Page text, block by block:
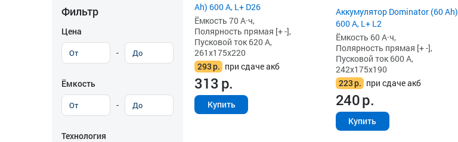
Фильтр
Цена
-
Ёмкость
-
Технология
Ah) 600 А, L+ D26
Ёмкость 70 А·ч,
Полярность прямая [+ -],
Пусковой ток 620 А,
261x175x220
293р. при сдаче акб
313р.
Купить
Аккумулятор Dominator (60 Ah)
600 А, L+ L2
Ёмкость 60 А·ч,
Полярность прямая [+ -],
Пусковой ток 600 А,
242x175x190
223р. при сдаче акб
240р.
Купить